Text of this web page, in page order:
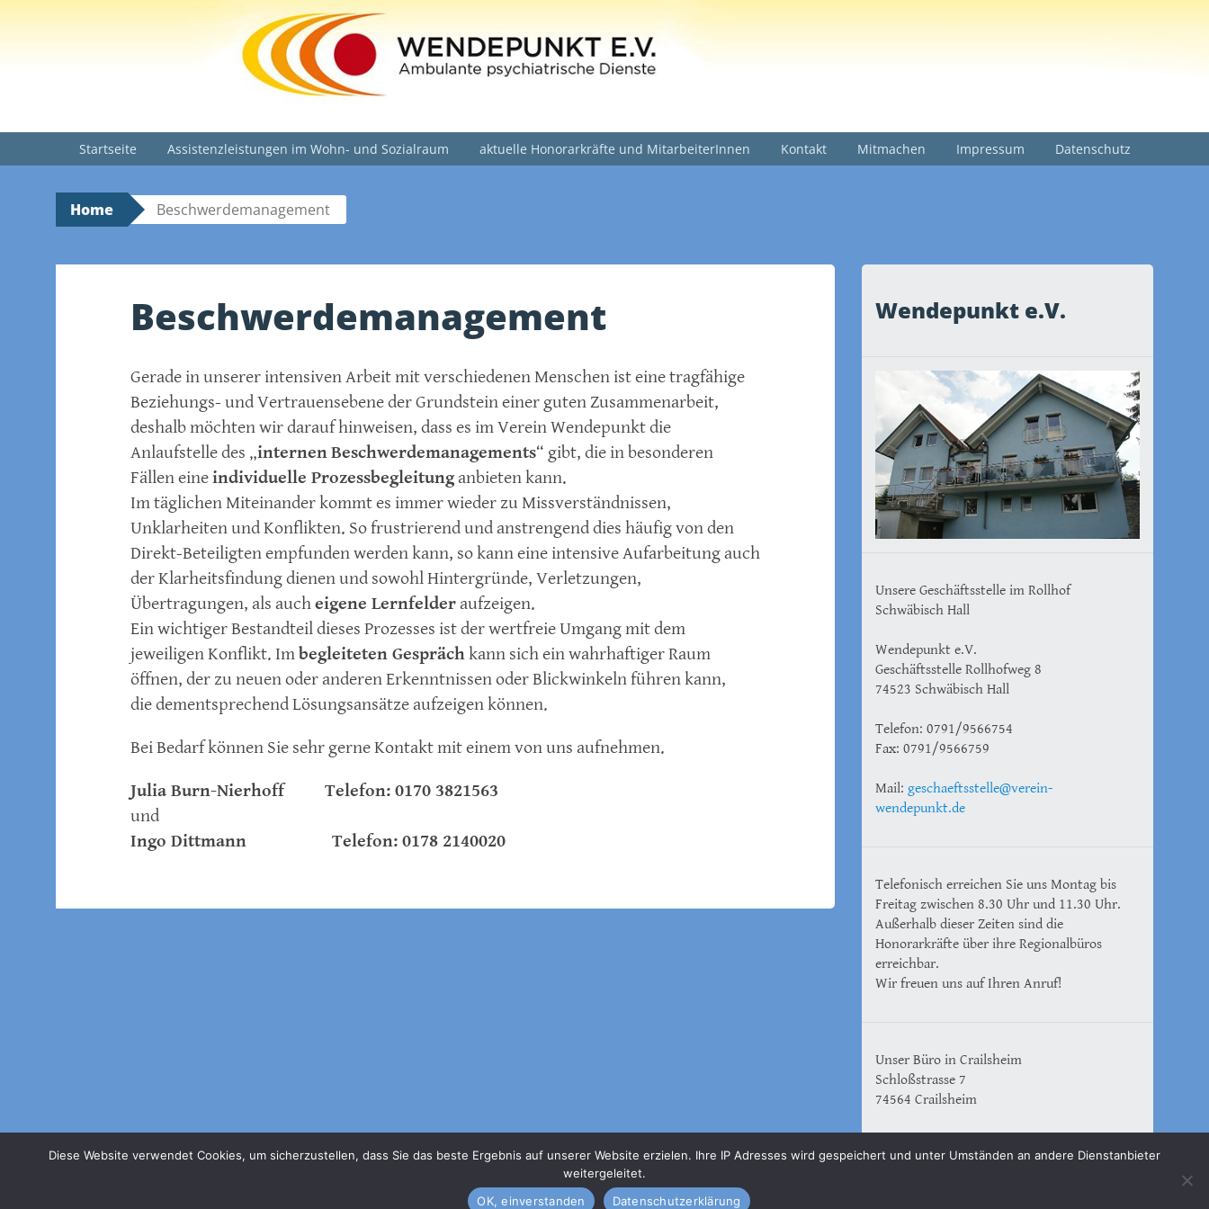
WWW.VEREIN-WENDEPUNKT.DE
to
Startseite Assistenzleistungen im Wohn- und Sozialraum aktuelle Honorarkräfte und MitarbeiterInnen Kontakt Mitmachen Impressum Datenschutz
Home Beschwerdemanagement
Beschwerdemanagement
Gerade in unserer intensiven Arbeit mit verschiedenen Menschen ist eine tragfähige
Beziehungs- und Vertrauensebene der Grundstein einer guten Zusammenarbeit,
deshalb möchten wir darauf hinweisen, dass es im Verein Wendepunkt die
Anlaufstelle des „internenBeschwerdemanagements“ gibt, die in besonderen
Fällen eineindividuelle Prozessbegleitunganbieten kann.
Im täglichen Miteinander kommt es immer wieder zu Missverständnissen,
Unklarheiten und Konflikten. So frustrierend und anstrengend dies häufig von den
Direkt-Beteiligten empfunden werden kann, so kann eine intensive Aufarbeitung auch
der Klarheitsfindung dienen und sowohl Hintergründe, Verletzungen,
Übertragungen, als aucheigene Lernfelder aufzeigen.
Ein wichtiger Bestandteil dieses Prozesses ist der wertfreie Umgang mit dem
jeweiligen Konflikt. Imbegleiteten Gesprächkann sich ein wahrhaftiger Raum
öffnen, der zu neuen oder anderen Erkenntnissen oder Blickwinkeln führen kann,
die dementsprechend Lösungsansätze aufzeigen können.
Bei Bedarf können Sie sehr gerne Kontakt mit einem von uns aufnehmen.
Julia Burn-Nierhoff
Telefon: 0170 3821563
und
Ingo Dittmann Telefon: 0178 2140020
Wendepunkt e.V.
Unsere Geschäftsstelle im Rollhof
Schwäbisch Hall
Wendepunkt e.V.
Geschäftsstelle Rollhofweg 8
74523 Schwäbisch Hall
Telefon: 0791/9566754
Fax: 0791/9566759
Mail: geschaeftsstelle@verein-
wendepunkt.de
Telefonisch erreichen Sie uns Montag bis
Freitag zwischen 8.30 Uhr und 11.30 Uhr.
Außerhalb dieser Zeiten sind die
Honorarkräfte über ihre Regionalbüros
erreichbar.
Wir freuen uns auf Ihren Anruf!
Unser Büro in Crailsheim
Schloßstrasse 7
74564 Crailsheim
Diese Website verwendet Cookies, um sicherzustellen, dass Sie das beste Ergebnis auf unserer Website erzielen. Ihre IP Adresses wird gespeichert und unter Umständen an andere Dienstanbieter
weitergeleitet.
OK, einverstanden
Datenschutzerklärung